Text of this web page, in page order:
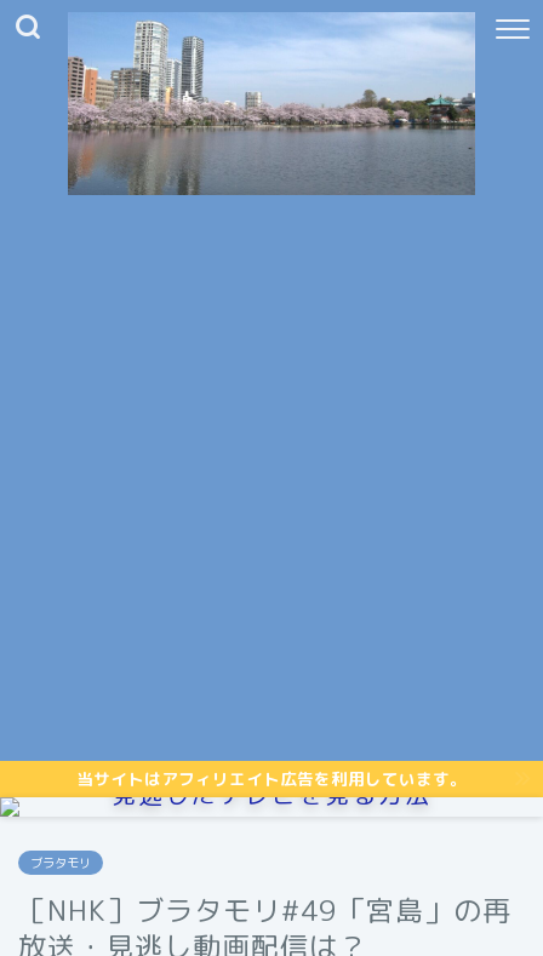
当サイトはアフィリエイト広告を利用しています。
見逃したテレビを見る方法
ブラタモリ
［NHK］ブラタモリ#49「宮島」の再
放送・見逃し動画配信は？